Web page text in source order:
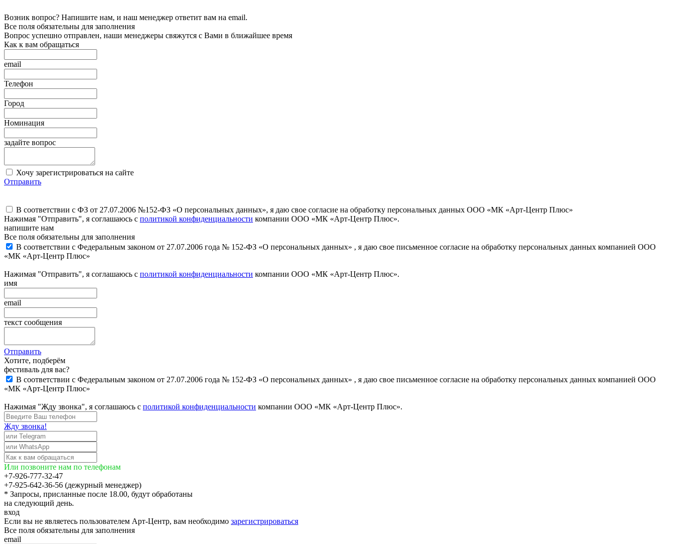
Возник вопрос? Напишите нам, и наш менеджер ответит вам на email.
Все поля обязательны для заполнения
Вопрос успешно отправлен, наши менеджеры свяжутся с Вами в ближайшее время
Как к вам обращаться
email
Телефон
Город
Номинация
задайте вопрос
Хочу зарегистрироваться на сайте
Отправить
В соответствии с ФЗ от 27.07.2006 №152-ФЗ «О персональных данных», я даю свое согласие на обработку персональных данных ООО «МК «Арт-Центр Плюс»
Нажимая "Отправить", я соглашаюсь с политикой конфиденциальности компании ООО «МК «Арт-Центр Плюс».
напишите нам
Все поля обязательны для заполнения
В соответствии с Федеральным законом от 27.07.2006 года № 152-ФЗ «О персональных данных» , я даю свое письменное согласие на обработку персональных данных компанией ООО
«МК «Арт-Центр Плюс»
Нажимая "Отправить", я соглашаюсь с политикой конфиденциальности компании ООО «МК «Арт-Центр Плюс».
имя
email
текст сообщения
Отправить
Хотите, подберём
фестиваль для вас?
В соответствии с Федеральным законом от 27.07.2006 года № 152-ФЗ «О персональных данных» , я даю свое письменное согласие на обработку персональных данных компанией ООО
«МК «Арт-Центр Плюс»
Нажимая "Жду звонка", я соглашаюсь с политикой конфиденциальности компании ООО «МК «Арт-Центр Плюс».
Жду звонка!
Или позвоните нам по телефонам
+7-926-777-32-47
+7-925-642-36-56 (дежурный менеджер)
* Запросы, присланные после 18.00, будут обработаны
на следующий день.
вход
Если вы не являетесь пользователем Арт-Центр, вам необходимо зарегистрироваться
Все поля обязательны для заполнения
email